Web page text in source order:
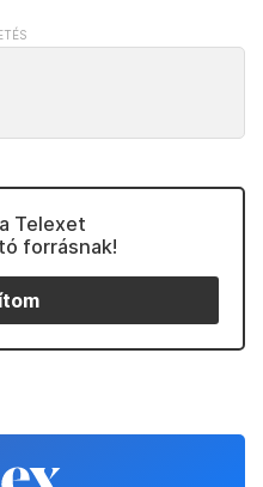
Telexet
forrásnak!